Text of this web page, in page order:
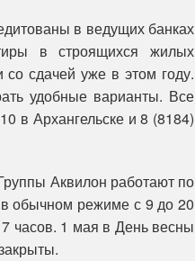
в ведущих банках
в строящихся жилых
со сдачей уже в этом году.
удобные варианты. Все
в Архангельске и 8 (8184)
Аквилон работают по
обычном режиме с 9 до 20
часов. 1 мая в День весны